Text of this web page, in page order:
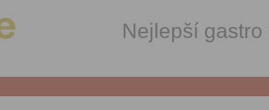
Nejlepší gastro